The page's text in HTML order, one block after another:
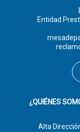
Entidad
¿QUIÉNES
Alta